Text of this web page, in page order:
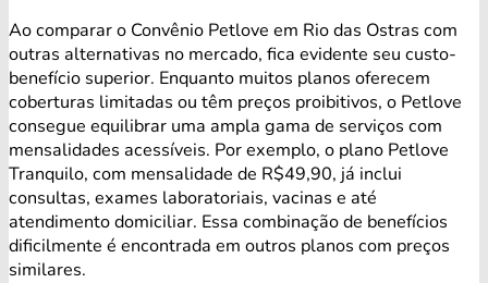
Ao comparar o Convênio Petlove em Rio das Ostras com
outras alternativas no mercado, fica evidente seu custo-
benefício superior. Enquanto muitos planos oferecem
coberturas limitadas ou têm preços proibitivos, o Petlove
consegue equilibrar uma ampla gama de serviços com
mensalidades acessíveis. Por exemplo, o plano Petlove
Tranquilo, com mensalidade de R$49,90, já inclui
consultas, exames laboratoriais, vacinas e até
atendimento domiciliar. Essa combinação de benefícios
dificilmente é encontrada em outros planos com preços
similares.